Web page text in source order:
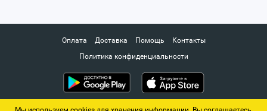
Оплата Доставка Помощь
Контакты
Политика конфиденциальности